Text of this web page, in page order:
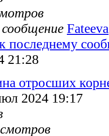
Fateeva
21:28
отросших
2024 19:17